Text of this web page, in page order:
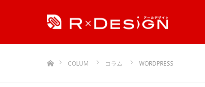
COLUM
コラム WORDPRESS